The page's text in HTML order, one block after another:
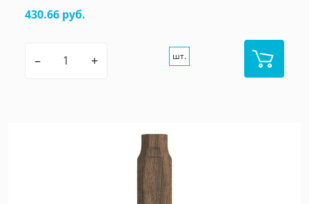
430.66 руб.
– + шт.